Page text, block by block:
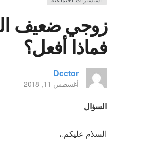
زوجي ضعيف
فماذا أفعل؟
Doctor
أغسطس 11, 2018
السؤال
السلام عليكم،،